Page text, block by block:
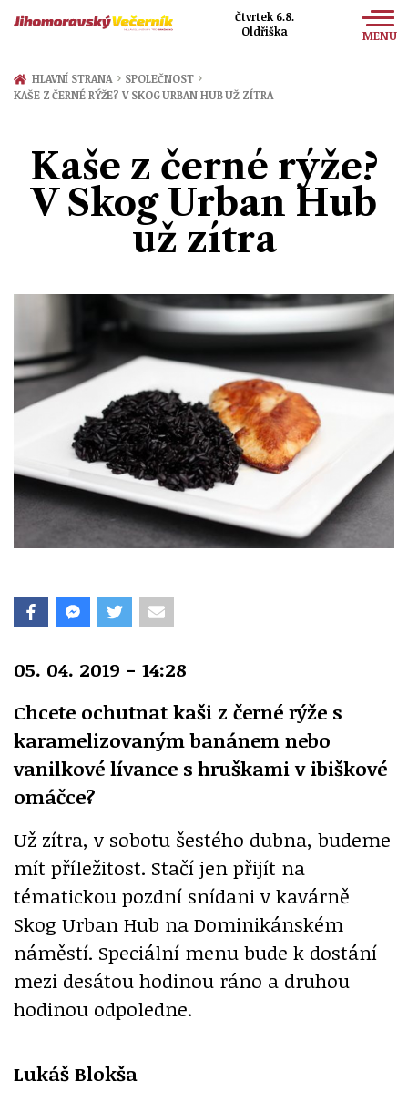
Čtvrtek 6.8.
Oldřiška
MENU
Zprávy
Kultura
Společnost
HLAVNÍ STRANA › SPOLEČNOST ›
KAŠE Z ČERNÉ RÝŽE? V SKOG URBAN HUB UŽ ZÍTRA
Kaše z černé rýže?
V Skog Urban Hub
už zítra
05. 04. 2019 - 14:28
Chcete ochutnat kaši z černé rýže s
karamelizovaným banánem nebo
vanilkové lívance s hruškami v ibiškové
omáčce?
Už zítra, v sobotu šestého dubna, budeme
mít příležitost. Stačí jen přijít na
tématickou pozdní snídani v kavárně
Skog Urban Hub na Dominikánském
náměstí. Speciální menu bude k dostání
mezi desátou hodinou ráno a druhou
hodinou odpoledne.
Lukáš Blokša